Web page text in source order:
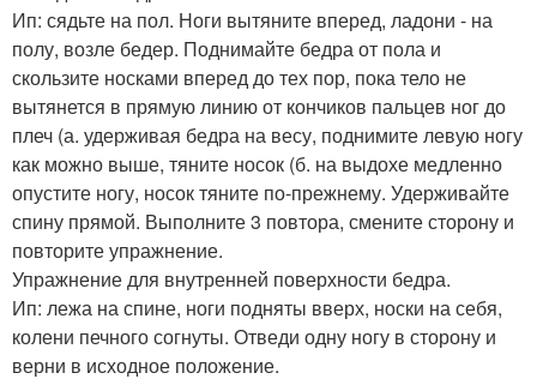
Ип: сядьте на пол. Ноги вытяните вперед, ладони - на
полу, возле бедер. Поднимайте бедра от пола и
скользите носками вперед до тех пор, пока тело не
вытянется в прямую линию от кончиков пальцев ног до
плеч (а. удерживая бедра на весу, поднимите левую ногу
как можно выше, тяните носок (б. на выдохе медленно
опустите ногу, носок тяните по-прежнему. Удерживайте
спину прямой. Выполните 3 повтора, смените сторону и
повторите упражнение.
Упражнение для внутренней поверхности бедра.
Ип: лежа на спине, ноги подняты вверх, носки на себя,
колени печного согнуты. Отведи одну ногу в сторону и
верни в исходное положение.